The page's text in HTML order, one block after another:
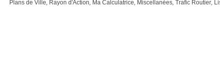
Plans de Ville, Rayon d'Action, Ma Calculatrice, Miscellanées, Trafic Routier,